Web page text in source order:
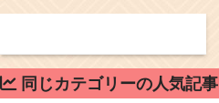
同じカテゴリーの人気記事